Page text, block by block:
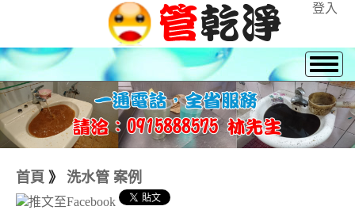
登入
首頁 》 洗水管 案例